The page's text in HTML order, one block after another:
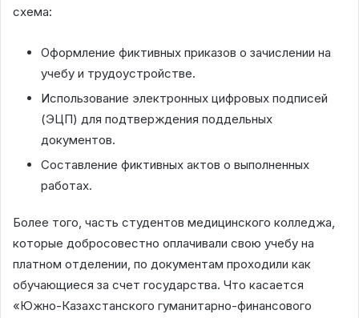
схема:
Оформление фиктивных приказов о зачислении на
учебу и трудоустройстве.
Использование электронных цифровых подписей
(ЭЦП) для подтверждения поддельных
документов.
Составление фиктивных актов о выполненных
работах.
Более того, часть студентов медицинского колледжа,
которые добросовестно оплачивали свою учебу на
платном отделении, по документам проходили как
обучающиеся за счет государства. Что касается
«Южно-Казахстанского гуманитарно-финансового